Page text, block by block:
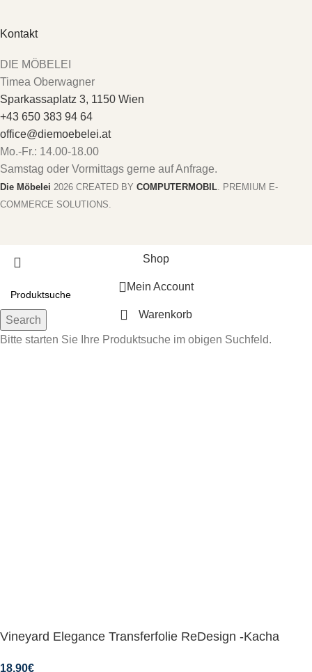
Kontakt
DIE MÖBELEI
Timea Oberwagner
Sparkassaplatz 3, 1150 Wien
+43 650 383 94 64
office@diemoebelei.at
Mo.-Fr.: 14.00-18.00
Samstag oder Vormittags gerne auf Anfrage.
Die Möbelei 2026 CREATED BY COMPUTERMOBIL. PREMIUM E-
COMMERCE SOLUTIONS.
Search
Bitte starten Sie Ihre Produktsuche im obigen Suchfeld.
Shop
Mein Account
Warenkorb
Vineyard Elegance Transferfolie ReDesign -Kacha
18,90€